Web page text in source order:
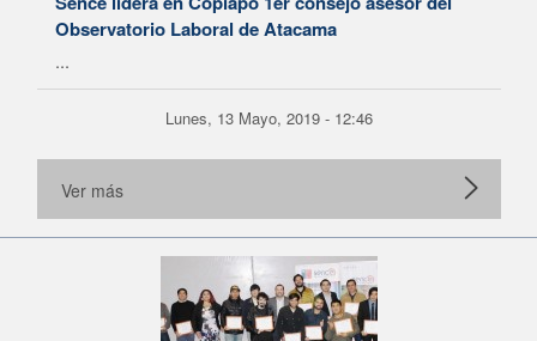
Observatorio Laboral de Atacama
...
Lunes, 13 Mayo, 2019 - 12:46
Ver más